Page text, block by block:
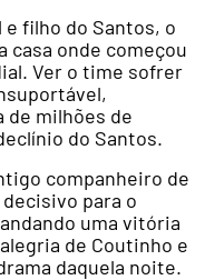
e filho do Santos, o
casa onde começou
Ver o time sofrer
milhões de
do Santos.
companheiro de
para o
uma vitória
de Coutinho e
daquela noite.